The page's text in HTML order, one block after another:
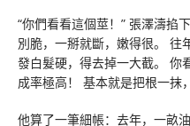
“你們看看這個莖！” 張澤濤掐
別脆，一掰就斷，嫩得很。 往
發白髮硬，得去掉一大截。 你
成率極高！ 基本就是把根一抹
他算了一筆細帳：去年，一畝